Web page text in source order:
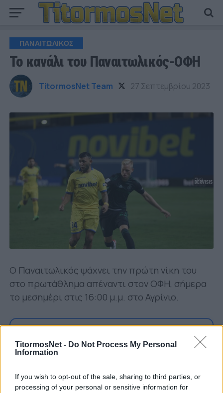
TitormosNet - Do Not Process My Personal
Information
If you wish to opt-out of the sale, sharing to third parties, or
processing of your personal or sensitive information for
ΠΑΝΑΙΤΩΛΙΚΟΣ
Το κανάλι του Παναιτωλικός-ΟΦΗ
TitormosNet Team 27 Σεπτεμβρίου 2023
Ο Παναιτωλικός ψάχνει την πρώτη νίκη του
στο πρωτάθλημα απέναντι στον ΟΦΗ, σήμερα
το μεσημέρι στις 16:00 μ.μ. στο Αγρίνιο.
Δείτε περισσότερα άρθρα μας στα αποτελέσματα
Add TitormosNet.gr on Google